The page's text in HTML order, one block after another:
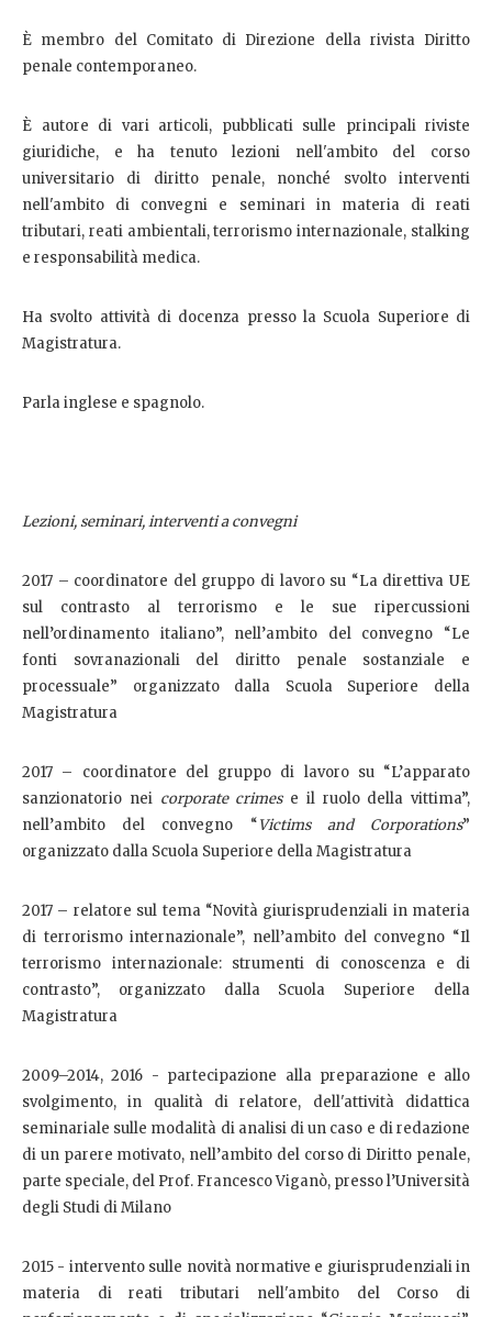
È membro del Comitato di Direzione della rivista Diritto
penale contemporaneo.
È autore di vari articoli, pubblicati sulle principali riviste
giuridiche, e ha tenuto lezioni nell'ambito del corso
universitario di diritto penale, nonché svolto interventi
nell'ambito di convegni e seminari in materia di reati
tributari, reati ambientali, terrorismo internazionale, stalking
e responsabilità medica.
Ha svolto attività di docenza presso la Scuola Superiore di
Magistratura.
Parla inglese e spagnolo.
Lezioni, seminari, interventi a convegni
2017 – coordinatore del gruppo di lavoro su “La direttiva UE
sul contrasto al terrorismo e le sue ripercussioni
nell’ordinamento italiano”, nell’ambito del convegno “Le
fonti sovranazionali del diritto penale sostanziale e
processuale” organizzato dalla Scuola Superiore della
Magistratura
2017 – coordinatore del gruppo di lavoro su “L’apparato
sanzionatorio nei corporate crimese il ruolo della vittima”,
nell’ambito del convegno “Victims and Corporations”
organizzato dalla Scuola Superiore della Magistratura
2017 – relatore sul tema “Novità giurisprudenziali in materia
di terrorismo internazionale”, nell’ambito del convegno “Il
terrorismo internazionale: strumenti di conoscenza e di
contrasto”, organizzato dalla Scuola Superiore della
Magistratura
2009–2014, 2016 - partecipazione alla preparazione e allo
svolgimento, in qualità di relatore, dell'attività didattica
seminariale sulle modalità di analisi di un caso e di redazione
di un parere motivato, nell’ambito del corso di Diritto penale,
parte speciale, del Prof. Francesco Viganò, presso l’Università
degli Studi di Milano
2015 - intervento sulle novità normative e giurisprudenziali in
materia di reati tributari nell'ambito del Corso di